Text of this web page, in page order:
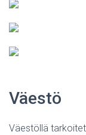
Väestö
Väestöllä